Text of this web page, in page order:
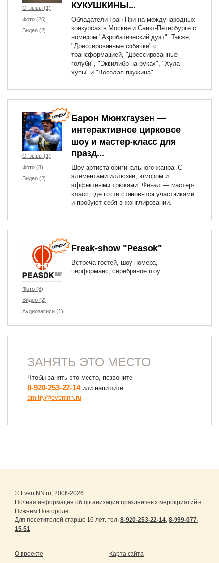
Отзывы (1)
Фото (26)
Видео (2)
КУКУШКИНЫ...
Обладатели Гран-При на международных
конкурсах в Москве и Санкт-Петербурге с
номером "Акробатический дуэт". Также,
"Дрессированные собачки" с
трансформацией, "Дрессированные
голуби", "Эквилибр на руках", "Хула-
хупы" и "Веселая пружина"
Отзывы (1)
Фото (8)
Видео (2)
Барон Мюнхгаузен —
интерактивное цирковое
шоу и мастер-класс для
празд...
Шоу артиста оригинального жанра. С
элементами иллюзии, юмором и
эффектными трюками. Финал — мастер-
класс, где гости становятся участниками
и пробуют себя в жонглировании.
Фото (8)
Видео (2)
Аудиозаписи (1)
Freak-show "Peasok"
Встреча гостей, шоу-номера,
перформанс, серебряное шоу.
ЗАНЯТЬ ЭТО МЕСТО
Чтобы занять это место, позвоните
8-920-253-22-14или напишите
dmitry@eventnn.ru
© EventNN.ru, 2006-2026
Полная информация об организации праздничных мероприятий в
Нижнем Новгороде.
Для посетителей старше 16 лет. тел. 8-920-253-22-14, 8-999-077-
15-51
О проекте Карта сайта